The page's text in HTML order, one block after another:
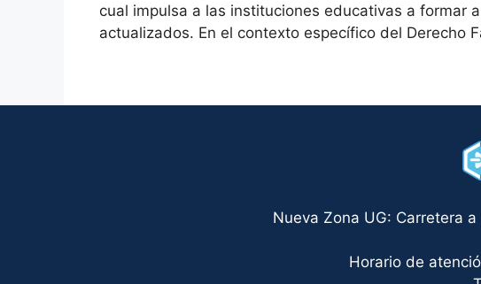
cual impulsa a las instituciones educativas a formar
actualizados. En el contexto específico del Derecho
Nueva Zona UG: Carretera
Horario de